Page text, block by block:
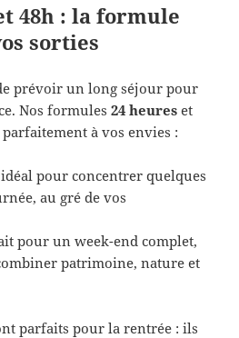
48h : la formule
sorties
prévoir un long séjour pour
Nos formules24 heures et
parfaitement à vos envies :
pour concentrer quelques
au gré de vos
pour un week-end complet,
patrimoine, nature et
parfaits pour la rentrée : ils